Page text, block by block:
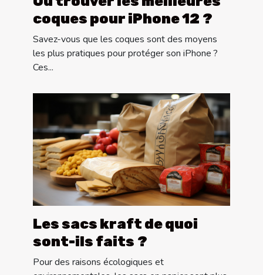
coques pour iPhone 12 ?
Savez-vous que les coques sont des moyens
les plus pratiques pour protéger son iPhone ?
Ces...
Les sacs kraft de quoi
sont-ils faits ?
Pour des raisons écologiques et